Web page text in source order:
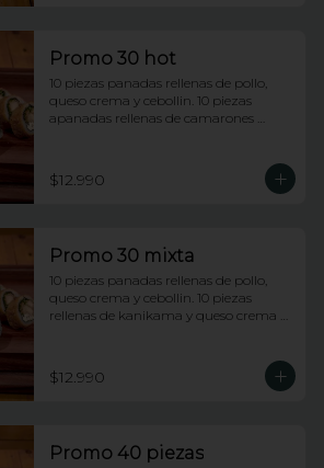
Promo 30 hot
10 piezas panadas rellenas de pollo,
queso crema y cebollin. 10 piezas
apanadas rellenas de camarones
queso crema y cebollin.
$12.990
Promo 30 mixta
10 piezas panadas rellenas de pollo,
queso crema y cebollin. 10 piezas
rellenas de kanikama y queso crema
envueltas en ciboulette.
$12.990
Promo 40 piezas